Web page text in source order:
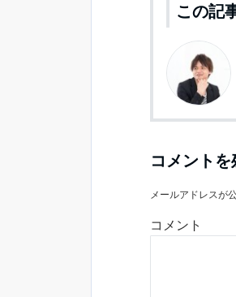
この記
コメントを
メールアドレスが
コメント